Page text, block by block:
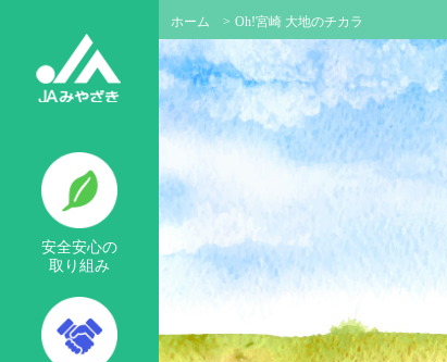
安全安心の
取り組み
ホーム > Oh!宮崎 大地のチカラ